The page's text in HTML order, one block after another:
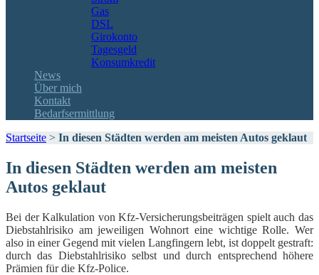
Gas
DSL
Girokonto
Tagesgeld
Konsumkredit
News
Über mich
Kontakt
Bedarfsermittlung
Startseite > In diesen Städten werden am meisten Autos geklaut
In diesen Städten werden am meisten
Autos geklaut
Bei der Kalkulation von Kfz-Versicherungsbeiträgen spielt auch das
Diebstahlrisiko am jeweiligen Wohnort eine wichtige Rolle. Wer
also in einer Gegend mit vielen Langfingern lebt, ist doppelt gestraft:
durch das Diebstahlrisiko selbst und durch entsprechend höhere
Prämien für die Kfz-Police.